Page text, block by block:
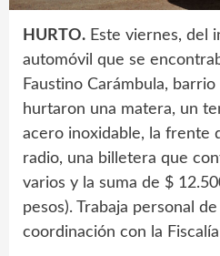
HURTO. Este viernes, del
automóvil que se
Faustino Carámbula,
hurtaron una matera, un
acero inoxidable, la frente
radio, una billetera que
varios y la suma de $
pesos). Trabaja personal
coordinación con la